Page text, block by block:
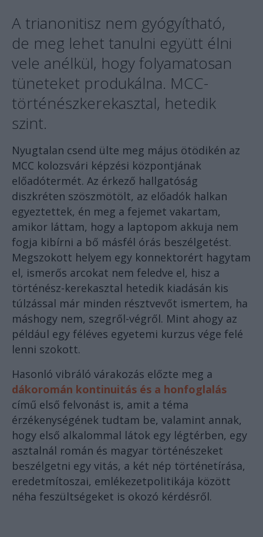
A trianonitisz nem gyógyítható,
de meg lehet tanulni együtt élni
vele anélkül, hogy folyamatosan
tüneteket produkálna. MCC-
történészkerekasztal, hetedik
szint.
Nyugtalan csend ülte meg május ötödikén az
MCC kolozsvári képzési központjának
előadótermét. Az érkező hallgatóság
diszkréten szöszmötölt, az előadók halkan
egyeztettek, én meg a fejemet vakartam,
amikor láttam, hogy a laptopom akkuja nem
fogja kibírni a bő másfél órás beszélgetést.
Megszokott helyem egy konnektorért hagytam
el, ismerős arcokat nem feledve el, hisz a
történész-kerekasztal hetedik kiadásán kis
túlzással már minden résztvevőt ismertem, ha
máshogy nem, szegről-végről. Mint ahogy az
például egy féléves egyetemi kurzus vége felé
lenni szokott.
Hasonló vibráló várakozás előzte meg a
dákoromán kontinuitás és a honfoglalás
című első felvonást is, amit a téma
érzékenységének tudtam be, valamint annak,
hogy első alkalommal látok egy légtérben, egy
asztalnál román és magyar történészeket
beszélgetni egy vitás, a két nép történetírása,
eredetmítoszai, emlékezetpolitikája között
néha feszültségeket is okozó kérdésről.